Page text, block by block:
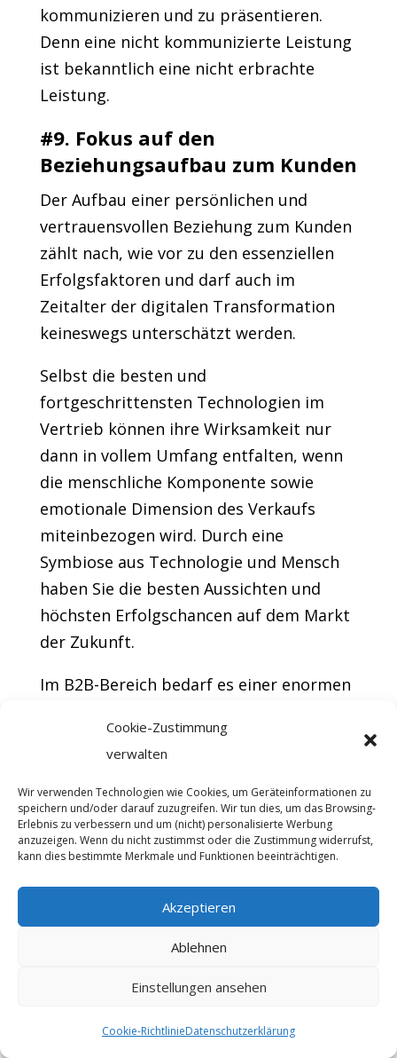
Cookie-Zustimmung
verwalten
Wir verwenden Technologien wie Cookies, um Geräteinformationen zu
speichern und/oder darauf zuzugreifen. Wir tun dies, um das Browsing-
Erlebnis zu verbessern und um (nicht) personalisierte Werbung
anzuzeigen. Wenn du nicht zustimmst oder die Zustimmung widerrufst,
kann dies bestimmte Merkmale und Funktionen beeinträchtigen.
Akzeptieren
Ablehnen
Einstellungen ansehen
Cookie-RichtlinieDatenschutzerklärung
kommunizieren und zu präsentieren.
Denn eine nicht kommunizierte Leistung
ist bekanntlich eine nicht erbrachte
Leistung.
#9. Fokus auf den
Beziehungsaufbau zum Kunden
Der Aufbau einer persönlichen und
vertrauensvollen Beziehung zum Kunden
zählt nach, wie vor zu den essenziellen
Erfolgsfaktoren und darf auch im
Zeitalter der digitalen Transformation
keineswegs unterschätzt werden.
Selbst die besten und
fortgeschrittensten Technologien im
Vertrieb können ihre Wirksamkeit nur
dann in vollem Umfang entfalten, wenn
die menschliche Komponente sowie
emotionale Dimension des Verkaufs
miteinbezogen wird. Durch eine
Symbiose aus Technologie und Mensch
haben Sie die besten Aussichten und
höchsten Erfolgschancen auf dem Markt
der Zukunft.
Im B2B-Bereich bedarf es einer enormen
Mitarbeitern, die in unmittelbarem
Kontakt zum Zielkunden stehen. Da der
Verkaufsabschluss hier meistens sehr
langsam zustande kommt und der
Entscheidungsfindungsprozess seitens
naheliegend, durch regelmäßige
Einzahlungen in das Beziehungskonto
des Kunden sein Vertrauen in das eigene
Unternehmen zu stärken.
#10. Regelmäßige Markt- und